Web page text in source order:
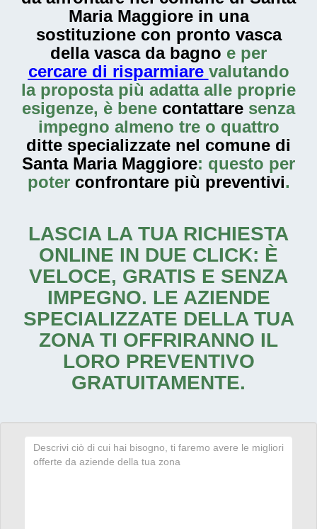
Maria Maggiore in una
sostituzione con pronto vasca
della vasca da bagno e per
cercare di risparmiare valutando
la proposta più adatta alle proprie
esigenze, è bene contattare senza
impegno almeno tre o quattro
ditte specializzate nel comune di
Santa Maria Maggiore: questo per
poter confrontare più preventivi.
LASCIA LA TUA RICHIESTA
ONLINE IN DUE CLICK: È
VELOCE, GRATIS E SENZA
IMPEGNO. LE AZIENDE
SPECIALIZZATE DELLA TUA
ZONA TI OFFRIRANNO IL
LORO PREVENTIVO
GRATUITAMENTE.